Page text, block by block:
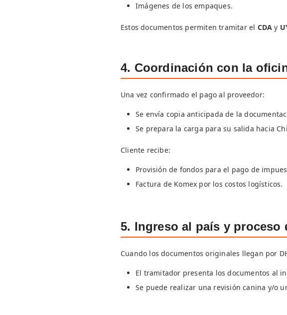
Imágenes de los empaques.
Estos documentos permiten tramitar el CDA y
4. Coordinación con la
Una vez confirmado el pago al proveedor:
Se envía copia anticipada de la
Se prepara la carga para su salida hacia
Cliente recibe:
Provisión de fondos para el pago de
Factura de Komex por los costos logísticos.
5. Ingreso al país y proceso
Cuando los documentos originales llegan por
El tramitador presenta los documentos al
Se puede realizar una revisión canina y/o